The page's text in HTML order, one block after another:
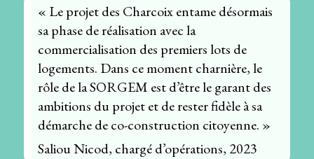
« Le projet des Charcoix entame désormais
sa phase de réalisation avec la
commercialisation des premiers lots de
logements. Dans ce moment charnière, le
rôle de la SORGEM est d’être le garant des
ambitions du projet et de rester fidèle à sa
démarche de co-construction citoyenne. »
Saliou Nicod, chargé d’opérations, 2023